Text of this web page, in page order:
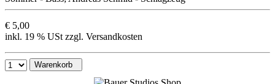
€ 5,00
inkl. 19 % USt zzgl. Versandkosten
Warenkorb